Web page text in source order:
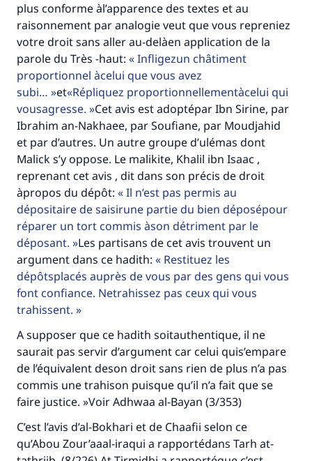
plus conforme àl’apparence des textes et au
raisonnement par analogie veut que vous repreniez
votre droit sans aller au-delàen application de la
parole du Très -haut:
Infligezun châtiment
proportionnel àcelui que vous avez
subi…
et Répliquez proportionnellementàcelui qui
vousagresse.
Cet avis est adoptépar Ibn Sirine, par
Ibrahim an-Nakhaee, par Soufiane, par Moudjahid
et par d’autres. Un autre groupe d’ulémas dont
Malick s’y oppose. Le malikite, Khalil ibn Isaac ,
reprenant cet avis , dit dans son précis de droit
àpropos du dépôt:
Il n’est pas permis au
dépositaire de saisirune partie du bien déposépour
réparer un tort commis àson détriment par le
déposant.
Les partisans de cet avis trouvent un
argument dans ce hadith:
Restituez les
dépôtsplacés auprès de vous par des gens qui vous
font confiance. Netrahissez pas ceux qui vous
trahissent.
A supposer que ce hadith soitauthentique, il ne
saurait pas servir d’argument car celui quis’empare
de l’équivalent deson droit sans rien de plus n’a pas
commis une trahison puisque qu’il n’a fait que se
faire justice. »Voir Adhwaa al-Bayan (3/353)
C’est l’avis d’al-Bokhari et de Chaafii selon ce
qu’Abou Zour’aaal-iraqui a rapportédans Tarh at-
Faites une différence dans la vie de
millions de personnes grâce à votre
contribution
Aidez nous à apporter des réponses.
Le Messager d'Allah (Paix sur lui) a dit:
"Celui qui indique une bonne action obtient la
même récompense que celui qui le fait."
(MOUSLIM 1893)
Soutenez IslamQA